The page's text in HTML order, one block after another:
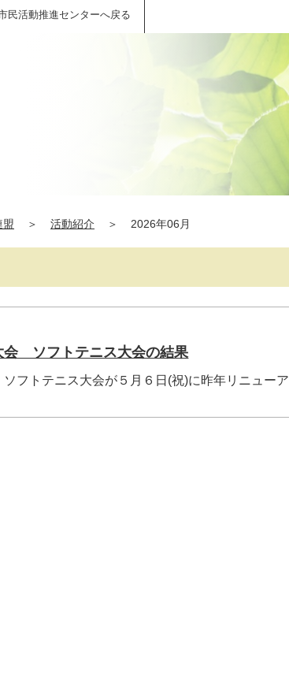
民活動推進センターへ戻る
盟 ＞ 活動紹介 ＞ 2026年06月
会 ソフトテニス大会の結果
フトテニス大会が５月６日(祝)に昨年リニューア